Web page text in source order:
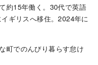
約15年働く。30代で英語
ギリスへ移住。2024年に
町でのんびり暮らす怠け